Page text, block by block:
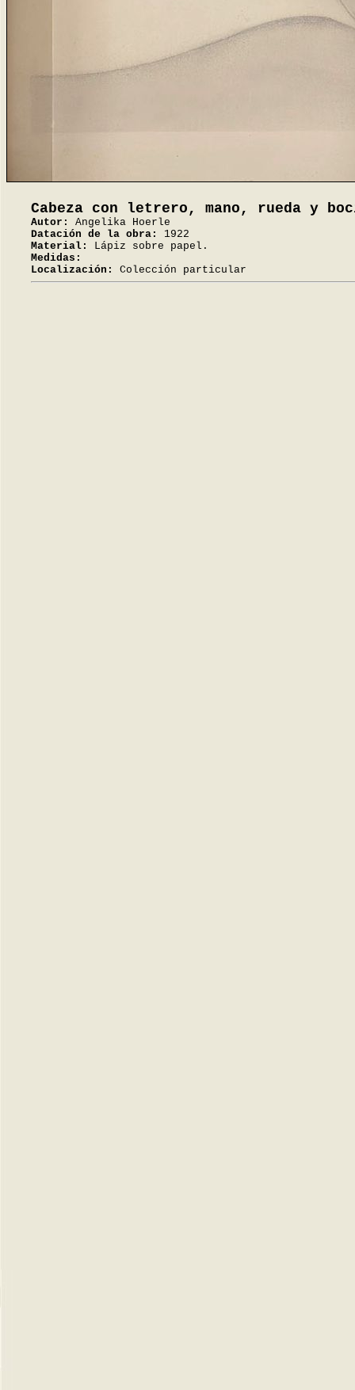
Cabeza con letrero, mano, rueda y
Autor:
Angelika Hoerle
Datación de la obra:
1922
Material:
Lápiz sobre papel.
Medidas:
Localización:
Colección particular